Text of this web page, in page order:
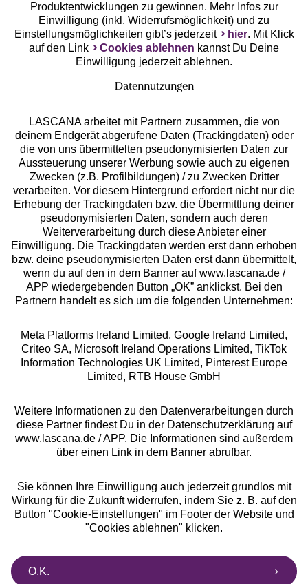
Services
Beratung
Über uns
Rechtliches
Alle Preise inkl. MwSt., zzgl.
Versandkosten
** Bonität vorausgesetzt, berechtigt zur Bonitätsprüfung
Produktentwicklungen zu gewinnen. Mehr Infos zur
Einwilligung (inkl. Widerrufsmöglichkeit) und zu
Einstellungsmöglichkeiten gibt’s jederzeit
hier. Mit Klick
auf den Link
Cookies ablehnen kannst Du Deine
Einwilligung jederzeit ablehnen.
Datennutzungen
LASCANA arbeitet mit Partnern zusammen, die von
deinem Endgerät abgerufene Daten (Trackingdaten) oder
die von uns übermittelten pseudonymisierten Daten zur
Aussteuerung unserer Werbung sowie auch zu eigenen
Zwecken (z.B. Profilbildungen) / zu Zwecken Dritter
verarbeiten. Vor diesem Hintergrund erfordert nicht nur die
Erhebung der Trackingdaten bzw. die Übermittlung deiner
pseudonymisierten Daten, sondern auch deren
Weiterverarbeitung durch diese Anbieter einer
Einwilligung. Die Trackingdaten werden erst dann erhoben
bzw. deine pseudonymisierten Daten erst dann übermittelt,
wenn du auf den in dem Banner auf www.lascana.de /
APP wiedergebenden Button „OK” anklickst. Bei den
Partnern handelt es sich um die folgenden Unternehmen:
Meta Platforms Ireland Limited, Google Ireland Limited,
Criteo SA, Microsoft Ireland Operations Limited, TikTok
Information Technologies UK Limited, Pinterest Europe
Limited, RTB House GmbH
Weitere Informationen zu den Datenverarbeitungen durch
diese Partner findest Du in der Datenschutzerklärung auf
www.lascana.de / APP. Die Informationen sind außerdem
über einen Link in dem Banner abrufbar.
Sie können Ihre Einwilligung auch jederzeit grundlos mit
Wirkung für die Zukunft widerrufen, indem Sie z. B. auf den
Button "Cookie-Einstellungen" im Footer der Website und
"Cookies ablehnen" klicken.
O.K.